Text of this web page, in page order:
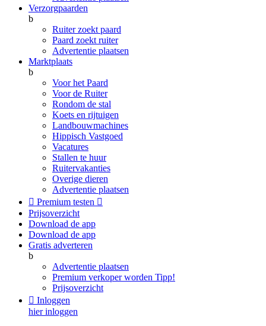
Verzorgpaarden
b
Ruiter zoekt paard
Paard zoekt ruiter
Advertentie plaatsen
Marktplaats
b
Voor het Paard
Voor de Ruiter
Rondom de stal
Koets en rijtuigen
Landbouwmachines
Hippisch Vastgoed
Vacatures
Stallen te huur
Ruitervakanties
Overige dieren
Advertentie plaatsen
 Premium testen 
Prijsoverzicht
Download de app
Download de app
Gratis adverteren
b
Advertentie plaatsen
Premium verkoper worden Tipp!
Prijsoverzicht
 Inloggen
hier inloggen